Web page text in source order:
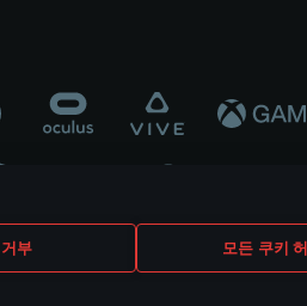
부 모든 쿠키
는 홍보에 참여하지 않습니다..